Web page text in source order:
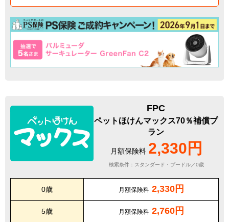
FPC
ペットほけんマックス70％補償プ
ラン
月額保険料 2,330円
検索条件：スタンダード・プードル／0歳
0歳 月額保険料 2,330円
5歳 月額保険料 2,760円